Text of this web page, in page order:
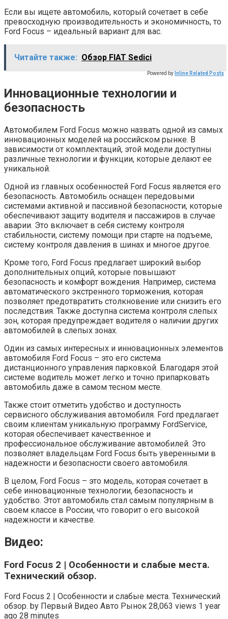
Если вы ищете автомобиль, который сочетает в себе
превосходную производительность и экономичность, то
Ford Focus – идеальный вариант для вас.
Читайте также: Обзор FIAT Sedici
Powered by Inline Related Posts
Инновационные технологии и
безопасность
Автомобилем Ford Focus можно назвать одной из самых
инновационных моделей на российском рынке. В
зависимости от комплектаций, этой модели доступны
различные технологии и функции, которые делают ее
уникальной.
Одной из главных особенностей Ford Focus является его
безопасность. Автомобиль оснащен передовыми
системами активной и пассивной безопасности, которые
обеспечивают защиту водителя и пассажиров в случае
аварии. Это включает в себя систему контроля
стабильности, систему помощи при старте на подъеме,
систему контроля давления в шинах и многое другое.
Кроме того, Ford Focus предлагает широкий выбор
дополнительных опций, которые повышают
безопасность и комфорт вождения. Например, система
автоматического экстренного торможения, которая
позволяет предотвратить столкновение или снизить его
последствия. Также доступна система контроля слепых
зон, которая предупреждает водителя о наличии других
автомобилей в слепых зонах.
Один из самых интересных и инновационных элементов
автомобиля Ford Focus – это его система
дистанционного управления парковкой. Благодаря этой
системе водитель может легко и точно припарковать
автомобиль даже в самом тесном месте.
Также стоит отметить удобство и доступность
сервисного обслуживания автомобиля. Ford предлагает
своим клиентам уникальную программу FordService,
которая обеспечивает качественное и
профессиональное обслуживание автомобилей. Это
позволяет владельцам Ford Focus быть уверенными в
надежности и безопасности своего автомобиля.
В целом, Ford Focus – это модель, которая сочетает в
себе инновационные технологии, безопасность и
удобство. Этот автомобиль стал самым популярным в
своем классе в России, что говорит о его высокой
надежности и качестве.
Видео:
Ford Focus 2 | Особенности и слабые места.
Технический обзор.
Ford Focus 2 | Особенности и слабые места. Технический
обзор. by Первый Видео Авто Рынок 28,063 views 1 year
ago 28 minutes